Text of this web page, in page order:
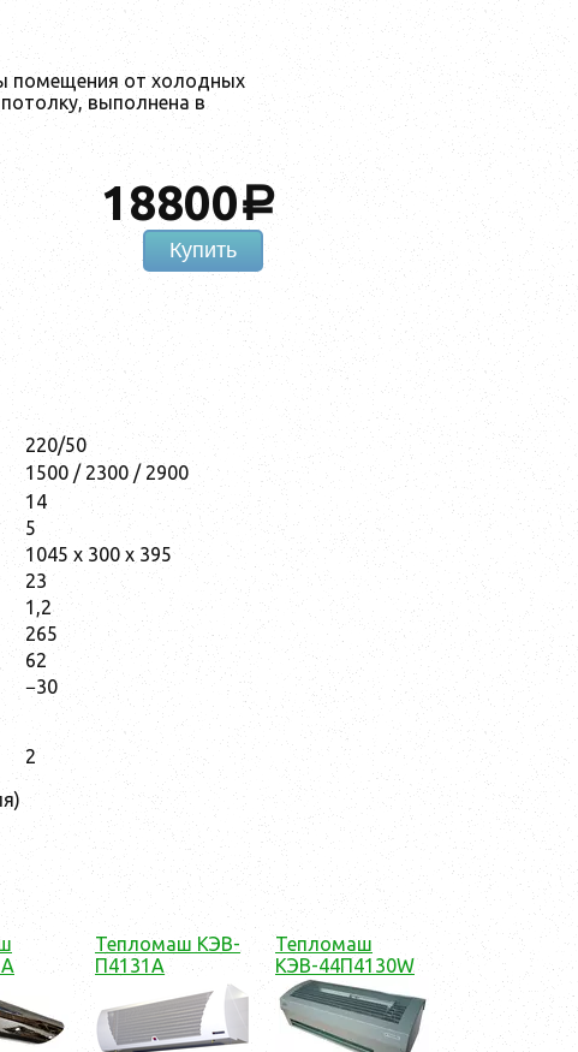
помещения от холодных
выполнена в
18800a
Купить
220/50
1500 / 2300 / 2900
14
5
1045 x 300 x 395
23
1,2
265
62
−30
2
Тепломаш КЭВ-
П4131А
Тепломаш
КЭВ-44П4130W